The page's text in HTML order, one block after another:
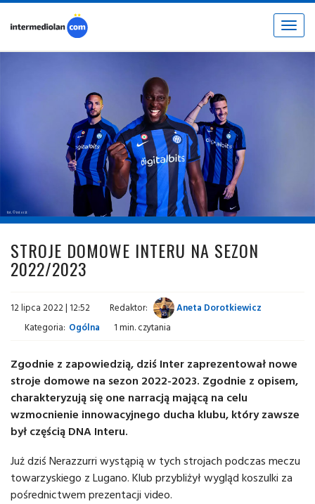
Toggle
fot. © inter.it
STROJE DOMOWE INTERU NA SEZON
2022/2023
12 lipca 2022 | 12:52 Redaktor:
Aneta Dorotkiewicz
Kategoria: Ogólna 1 min. czytania
Zgodnie z zapowiedzią, dziś Inter zaprezentował nowe
stroje domowe na sezon 2022-2023. Zgodnie z opisem,
charakteryzują się one narracją mającą na celu
wzmocnienie innowacyjnego ducha klubu, który zawsze
był częścią DNA Interu.
Już dziś Nerazzurri wystąpią w tych strojach podczas meczu
towarzyskiego z Lugano. Klub przybliżył wygląd koszulki za
pośrednictwem prezentacji video.